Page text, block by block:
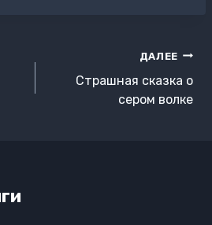
ДАЛЕЕ
Страшная сказка о
сером волке